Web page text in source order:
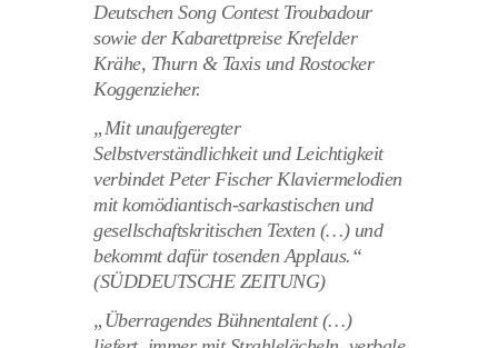
Deutschen Song Contest Troubadour
sowie der Kabarettpreise Krefelder
Krähe, Thurn & Taxis und Rostocker
Koggenzieher.
„Mit unaufgeregter
Selbstverständlichkeit und Leichtigkeit
verbindet Peter Fischer Klaviermelodien
mit komödiantisch-sarkastischen und
gesellschaftskritischen Texten (…) und
bekommt dafür tosenden Applaus.“
(SÜDDEUTSCHE ZEITUNG)
„Überragendes Bühnentalent (…)